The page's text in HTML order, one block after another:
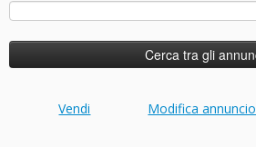
Ricerca
Vendi Modifica annuncio